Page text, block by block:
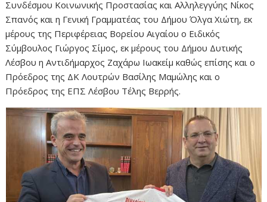
Συνδέσμου Κοινωνικής Προστασίας και Αλληλεγγύης Νίκος
Σπανός και η Γενική Γραμματέας του Δήμου Όλγα Χιώτη, εκ
μέρους της Περιφέρειας Βορείου Αιγαίου ο Ειδικός
Σύμβουλος Γιώργος Σίμος, εκ μέρους του Δήμου Δυτικής
Λέσβου η Αντιδήμαρχος Ζαχάρω Ιωακείμ καθώς επίσης και ο
Πρόεδρος της ΔΚ Λουτρών Βασίλης Μαμώλης και ο
Πρόεδρος της ΕΠΣ Λέσβου Τέλης Βερρής.